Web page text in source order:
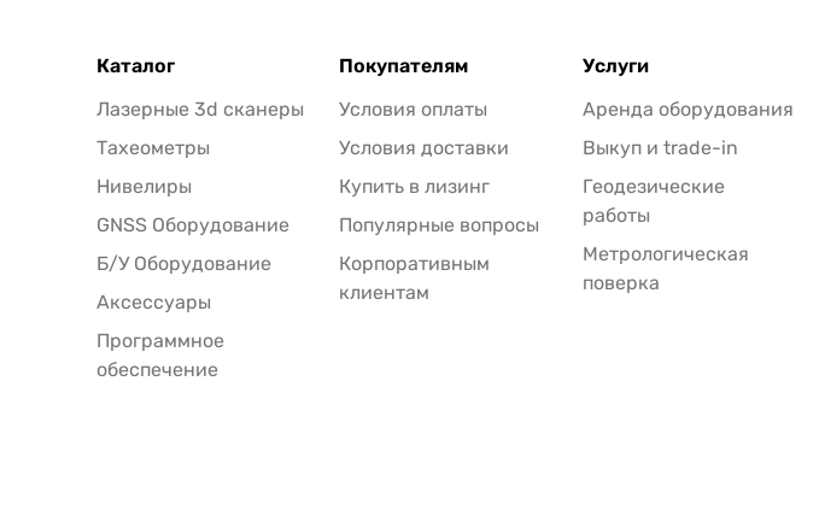
Каталог
Лазерные 3d сканеры
Тахеометры
Нивелиры
GNSS Оборудование
Б/У Оборудование
Аксессуары
Программное
обеспечение
Покупателям
Условия оплаты
Условия доставки
Купить в лизинг
Популярные вопросы
Корпоративным
клиентам
Услуги
Аренда оборудования
Выкуп и trade-in
Геодезические
работы
Метрологическая
поверка